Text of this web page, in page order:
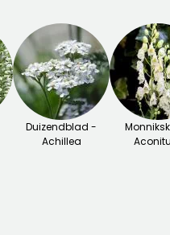
het
'Star
Duizendblad -
Achillea